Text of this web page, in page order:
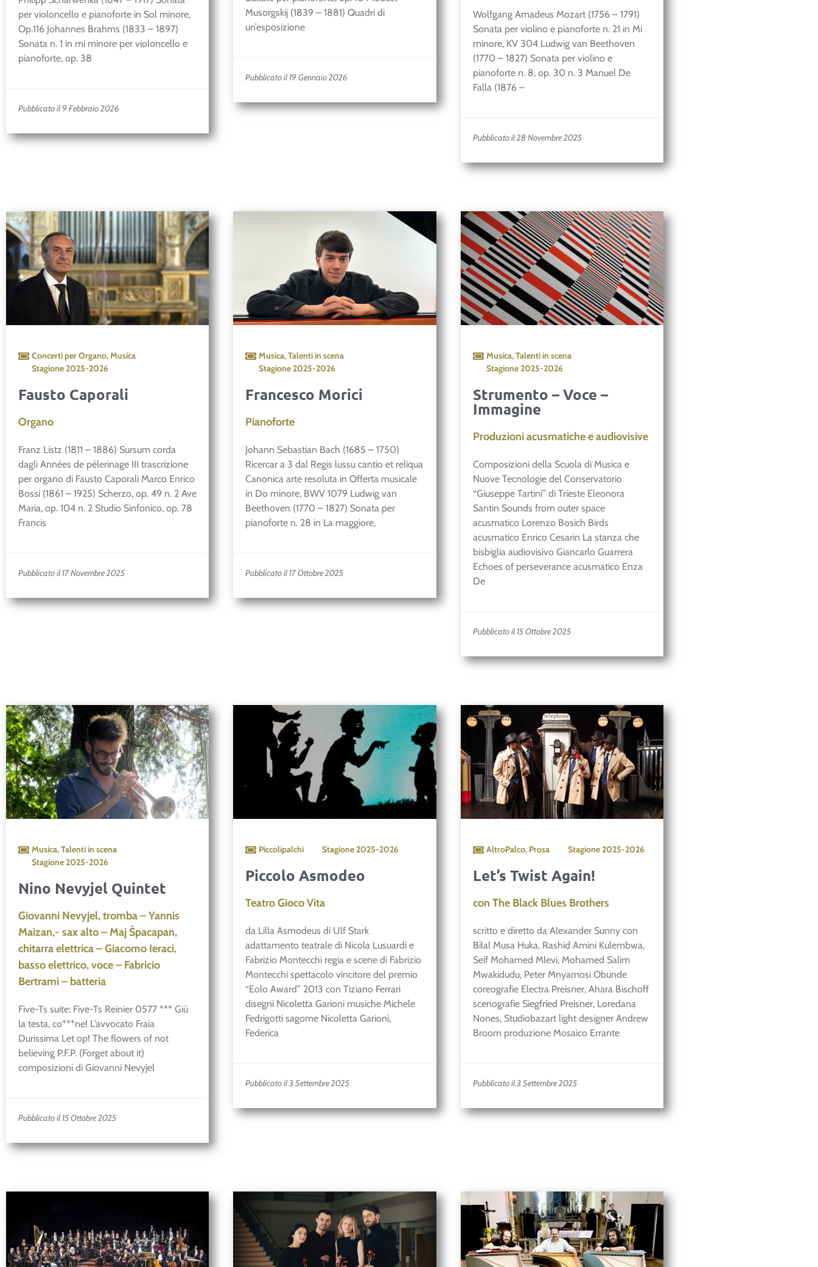
per violoncello e pianoforte in Sol minore,
Op.116 Johannes Brahms (1833 – 1897)
Sonata n. 1 in mi minore per violoncello e
pianoforte, op. 38
Pubblicato il 9 Febbraio 2026
Musorgskij (1839 – 1881) Quadri di
un’esposizione
Pubblicato il 19 Gennaio 2026
Wolfgang Amadeus Mozart (1756 – 1791)
Sonata per violino e pianoforte n. 21 in Mi
minore, KV 304 Ludwig van Beethoven
(1770 – 1827) Sonata per violino e
pianoforte n. 8, op. 30 n. 3 Manuel De
Falla (1876 –
Pubblicato il 28 Novembre 2025
Concerti per Organo,Musica
Stagione2025-2026
Fausto Caporali
Organo
Franz Listz (1811 – 1886) Sursum corda
dagli Années de pèlerinage III trascrizione
per organo di Fausto Caporali Marco Enrico
Bossi (1861 – 1925) Scherzo, op. 49 n. 2 Ave
Maria, op. 104 n. 2 Studio Sinfonico, op. 78
Francis
Pubblicato il 17 Novembre 2025
Musica,Talenti in scena
Stagione2025-2026
Francesco Morici
Pianoforte
Johann Sebastian Bach (1685 – 1750)
Ricercar a 3 dal Regis lussu cantio et reliqua
Canonica arte resoluta in Offerta musicale
in Do minore, BWV 1079 Ludwig van
Beethoven (1770 – 1827) Sonata per
pianoforte n. 28 in La maggiore,
Pubblicato il 17 Ottobre 2025
Musica,Talenti in scena
Stagione2025-2026
Strumento – Voce –
Immagine
Produzioni acusmatiche e audiovisive
Composizioni della Scuola di Musica e
Nuove Tecnologie del Conservatorio
“Giuseppe Tartini” di Trieste Eleonora
Santin Sounds from outer space
acusmatico Lorenzo Bosich Birds
acusmatico Enrico Cesarin La stanza che
bisbiglia audiovisivo Giancarlo Guarrera
Echoes of perseverance acusmatico Enza
De
Pubblicato il 15 Ottobre 2025
Musica,Talenti in scena
Stagione2025-2026
Nino Nevyjel Quintet
Giovanni Nevyjel, tromba – Yannis
Maizan,- sax alto – Maj Špacapan,
chitarra elettrica – Giacomo Ieraci,
basso elettrico, voce – Fabricio
Bertrami – batteria
Five-Ts suite: Five-Ts Reinier 0577 *** Giù
la testa, co***ne! L’avvocato Fraia
Durissima Let op! The flowers of not
believing P.F.P. (Forget about it)
composizioni di Giovanni Nevyjel
Pubblicato il 15 Ottobre 2025
Piccolipalchi Stagione2025-2026
Piccolo Asmodeo
Teatro Gioco Vita
da Lilla Asmodeus di Ulf Stark
adattamento teatrale di Nicola Lusuardi e
Fabrizio Montecchi regia e scene di Fabrizio
Montecchi spettacolo vincitore del premio
“Eolo Award” 2013 con Tiziano Ferrari
disegni Nicoletta Garioni musiche Michele
Fedrigotti sagome Nicoletta Garioni,
Federica
Pubblicato il 3 Settembre 2025
AltroPalco, Prosa Stagione2025-2026
Let’s Twist Again!
con The Black Blues Brothers
scritto e diretto da Alexander Sunny con
Bilal Musa Huka, Rashid Amini Kulembwa,
Seif Mohamed Mlevi, Mohamed Salim
Mwakidudu, Peter Mnyamosi Obunde
coreografie Electra Preisner, Ahara Bischoff
scenografie Siegfried Preisner, Loredana
Nones, Studiobazart light designer Andrew
Broom produzione Mosaico Errante
Pubblicato il 3 Settembre 2025